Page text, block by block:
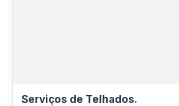
Serviços de Telhados.